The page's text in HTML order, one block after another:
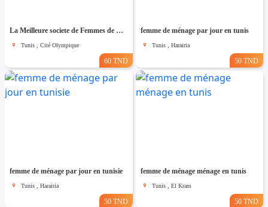
La Meilleure societe de Femmes de Ménage A cité olympique
Tunis , Cité Olympique
60 TND
femme de ménage par jour en tunis
Tunis , Harairia
50 TND
femme de ménage par jour en tunisie
Tunis , Harairia
50 TND
femme de ménage ménage en tunis
Tunis , El Kram
50 TND